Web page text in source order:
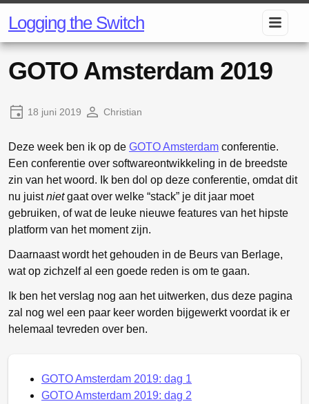
Logging the Switch
GOTO Amsterdam 2019
18 juni 2019 Christian
Deze week ben ik op de GOTO Amsterdam conferentie.
Een conferentie over softwareontwikkeling in de breedste
zin van het woord. Ik ben dol op deze conferentie, omdat dit
nu juistnietgaat over welke “stack” je dit jaar moet
gebruiken, of wat de leuke nieuwe features van het hipste
platform van het moment zijn.
Daarnaast wordt het gehouden in de Beurs van Berlage,
wat op zichzelf al een goede reden is om te gaan.
Ik ben het verslag nog aan het uitwerken, dus deze pagina
zal nog wel een paar keer worden bijgewerkt voordat ik er
helemaal tevreden over ben.
GOTO Amsterdam 2019: dag 1
GOTO Amsterdam 2019: dag 2